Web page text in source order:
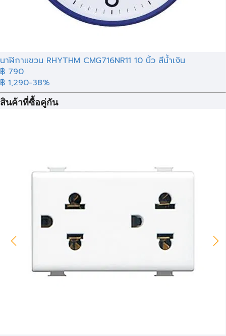
นาฬิกาแขวน RHYTHM CMG716NR11 10 นิ้ว สีน้ำเงิน
฿ 790
฿ 1,290-38%
สินค้าที่ซื้อคู่กัน